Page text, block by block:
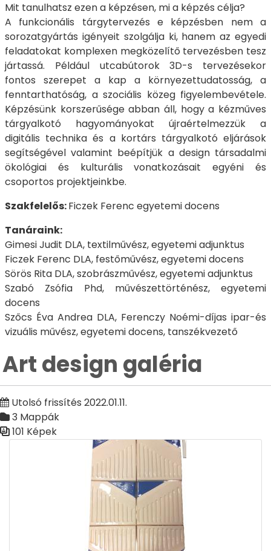
Mit tanulhatsz ezen a képzésen, mi a képzés célja?
A funkcionális tárgytervezés e képzésben nem a
sorozatgyártás igényeit szolgálja ki, hanem az egyedi
feladatokat komplexen megközelítő tervezésben tesz
jártassá. Például utcabútorok 3D-s tervezésekor
fontos szerepet a kap a környezettudatosság, a
fenntarthatóság, a szociális közeg figyelembevétele.
Képzésünk korszerűsége abban áll, hogy a kézműves
tárgyalkotó hagyományokat újraértelmezzük a
digitális technika és a kortárs tárgyalkotó eljárások
segítségével valamint beépítjük a design társadalmi
ökológiai és kulturális vonatkozásait egyéni és
csoportos projektjeinkbe.
Szakfelelős:Ficzek Ferenc egyetemi docens
Tanáraink:
Gimesi Judit DLA, textilművész, egyetemi adjunktus
Ficzek Ferenc DLA, festőművész, egyetemi docens
Sörös Rita DLA, szobrászművész, egyetemi adjunktus
Szabó Zsófia Phd, művészettörténész, egyetemi
docens
Szőcs Éva Andrea DLA, Ferenczy Noémi-díjas ipar-és
vizuális művész, egyetemi docens, tanszékvezető
Art design galéria
Utolsó frissítés 2022.01.11.
3 Mappák
101 Képek